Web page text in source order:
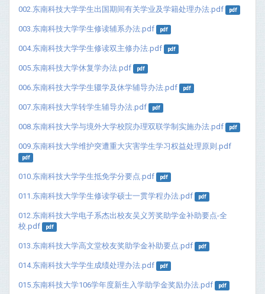
002.东南科技大学学生出国期间有关学业及学籍处理办法.pdf pdf
003.东南科技大学学生修读辅系办法.pdf pdf
004.东南科技大学学生修读双主修办法.pdf pdf
005.东南科技大学休复学办法.pdf pdf
006.东南科技大学学生辍学及休学辅导办法.pdf pdf
007.东南科技大学转学生辅导办法.pdf pdf
008.东南科技大学与境外大学校院办理双联学制实施办法.pdf pdf
009.东南科技大学维护突遭重大灾害学生学习权益处理原则.pdf
pdf
010.东南科技大学学生抵免学分要点.pdf pdf
011.东南科技大学学生修读学硕士一贯学程办法.pdf pdf
012.东南科技大学电子系杰出校友吴义芳奖助学金补助要点-全
校.pdf
pdf
013.东南科技大学高文堂校友奖助学金补助要点.pdf pdf
014.东南科技大学学生成绩处理办法.pdf pdf
015.东南科技大学106学年度新生入学助学金奖励办法.pdf pdf